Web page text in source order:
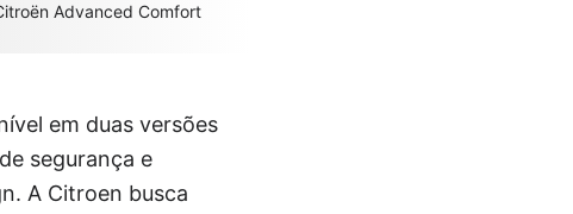
Advanced Comfort
em duas versões
segurança e
A Citroen busca